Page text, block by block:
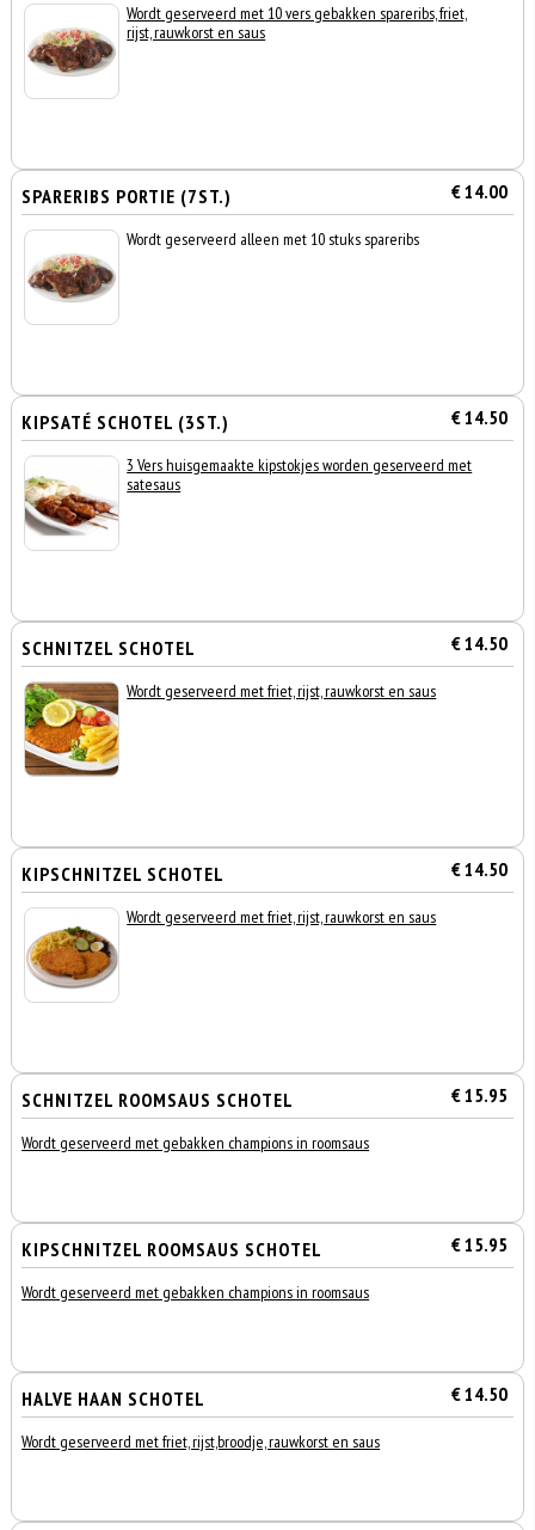
Wordt geserveerd met 10 vers gebakken spareribs, friet,
rijst, rauwkorst en saus
SPARERIBS PORTIE (7ST.) € 14.00
Wordt geserveerd alleen met 10 stuks spareribs
KIPSATÉ SCHOTEL (3ST.) € 14.50
3 Vers huisgemaakte kipstokjes worden geserveerd met
satesaus
SCHNITZEL SCHOTEL € 14.50
Wordt geserveerd met friet, rijst, rauwkorst en saus
KIPSCHNITZEL SCHOTEL € 14.50
Wordt geserveerd met friet, rijst, rauwkorst en saus
SCHNITZEL ROOMSAUS SCHOTEL € 15.95
Wordt geserveerd met gebakken champions in roomsaus
KIPSCHNITZEL ROOMSAUS SCHOTEL € 15.95
Wordt geserveerd met gebakken champions in roomsaus
HALVE HAAN SCHOTEL € 14.50
Wordt geserveerd met friet, rijst,broodje, rauwkorst en saus